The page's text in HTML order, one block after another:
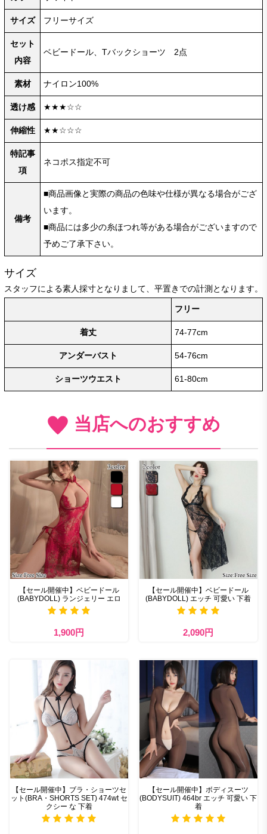
サイズ フリーサイズ
セット
内容
ベビードール、Tバックショーツ 2点
素材 ナイロン100%
透け感 ★★★☆☆
伸縮性 ★★☆☆☆
特記事
項
ネコポス指定不可
備考
■商品画像と実際の商品の色味や仕様が異なる場合がござ
います。
■商品には多少の糸ほつれ等がある場合がございますので
予めご了承下さい。
サイズ
スタッフによる素人採寸となりまして、平置きでの計測となります。
フリー
着丈 74-77cm
アンダーバスト 54-76cm
ショーツウエスト 61-80cm
当店へのおすすめ
【セール開催中】ベビードール
(BABYDOLL) ランジェリー エロ
1,900円
【セール開催中】ベビードール
(BABYDOLL) エッチ 可愛い 下着
2,090円
【セール開催中】ブラ・ショーツセ
ット(BRA・SHORTS SET) 474wt セ
クシー な 下着
【セール開催中】ボディスーツ
(BODYSUIT) 464br エッチ 可愛い 下
着